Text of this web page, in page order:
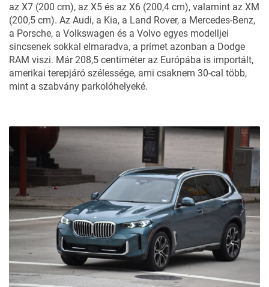
az X7 (200 cm), az X5 és az X6 (200,4 cm), valamint az XM
(200,5 cm). Az Audi, a Kia, a Land Rover, a Mercedes-Benz,
a Porsche, a Volkswagen és a Volvo egyes modelljei
sincsenek sokkal elmaradva, a prímet azonban a Dodge
RAM viszi. Már 208,5 centiméter az Európába is importált,
amerikai terepjáró szélessége, ami csaknem 30-cal több,
mint a szabvány parkolóhelyeké.